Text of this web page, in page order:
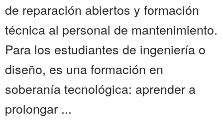
de reparación abiertos y formación
técnica al personal de mantenimiento.
Para los estudiantes de ingeniería o
diseño, es una formación en
soberanía tecnológica: aprender a
prolongar ...